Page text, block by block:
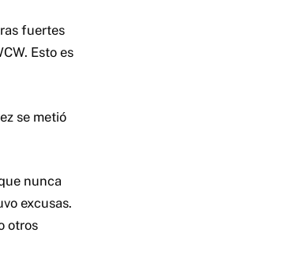
fuertes
Esto es
se metió
nunca
excusas.
otros